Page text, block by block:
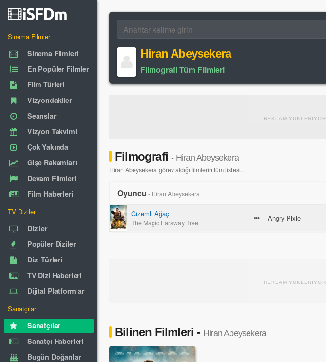
Sinema Filmler
Sinema Filmleri
En Popüler Filmler
Film Türleri
Vizyondakiler
Seanslar
Vizyon Takvimi
Çok Yakında
Gişe Rakamları
Devam Filmleri
Film Haberleri
TV Diziler
Diziler
Popüler Diziler
Dizi Türleri
TV Dizi Haberleri
Dijital Platformlar
Sanatçılar
Sanatçılar
Sanatçı Haberleri
Bugün Doğanlar
Hiran Abeysekera
Filmografi Tüm Filmleri
REKLAM YÜKLENİYOR
Filmografi- Hiran Abeysekera
Hiran Abeysekera görev aldığı filmlerin tüm listesi..
Oyuncu - Hiran Abeysekera
Gizemli Ağaç
The Magic Faraway Tree
Angry Pixie
REKLAM YÜKLENİYOR
Bilinen Filmleri - Hiran Abeysekera